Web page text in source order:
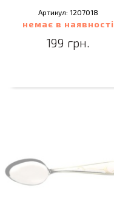
Артикул: 1207018
немає в наявності
199 грн.